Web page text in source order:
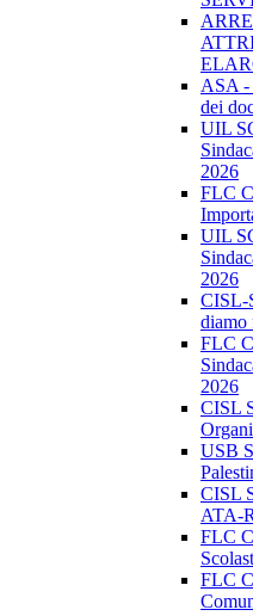
ASA -
dei
UIL
2026
FLC
UIL
2026
CISL-
diamo
FLC
2026
CISL
USB
CISL
ATA-
FLC
FLC